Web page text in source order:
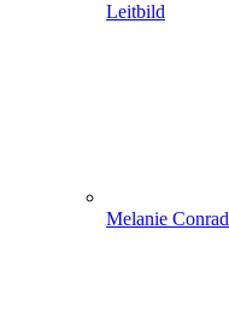
Leitbild
Melanie Conrad